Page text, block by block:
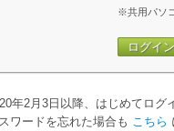
※共用パソ
ログイン
年2月3日以降、はじめてログ
ワードを忘れた場合も こちら